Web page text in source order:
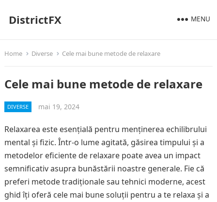
DistrictFX MENU
Home Diverse Cele mai bune metode de relaxare
Cele mai bune metode de relaxare
DIVERSE mai 19, 2024
Relaxarea este esențială pentru menținerea echilibrului
mental și fizic. Într-o lume agitată, găsirea timpului și a
metodelor eficiente de relaxare poate avea un impact
semnificativ asupra bunăstării noastre generale. Fie că
preferi metode tradiționale sau tehnici moderne, acest
ghid îți oferă cele mai bune soluții pentru a te relaxa și a